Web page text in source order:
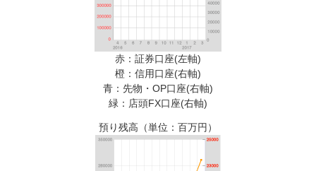
ロボアド
ポイント
ツール・アプリ
はじめての方へ
投資情報
お客様サポート
赤：証券口座(左軸)
橙：信用口座(右軸)
青：先物・OP口座(右軸)
緑：店頭FX口座(右軸)
預り残高（単位：百万円）